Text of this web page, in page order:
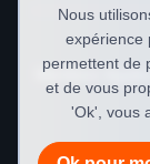
Mentions
Nous
expérience
permettent de
et de vous
'Ok', vous